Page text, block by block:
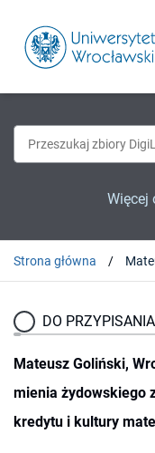
Więcej
Strona główna
DO PRZYPISANIA
Mateusz Goliński,
mienia żydowskiego
kredytu i kultury